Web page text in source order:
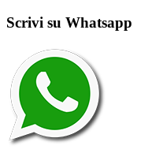
Scrivi su Whatsapp